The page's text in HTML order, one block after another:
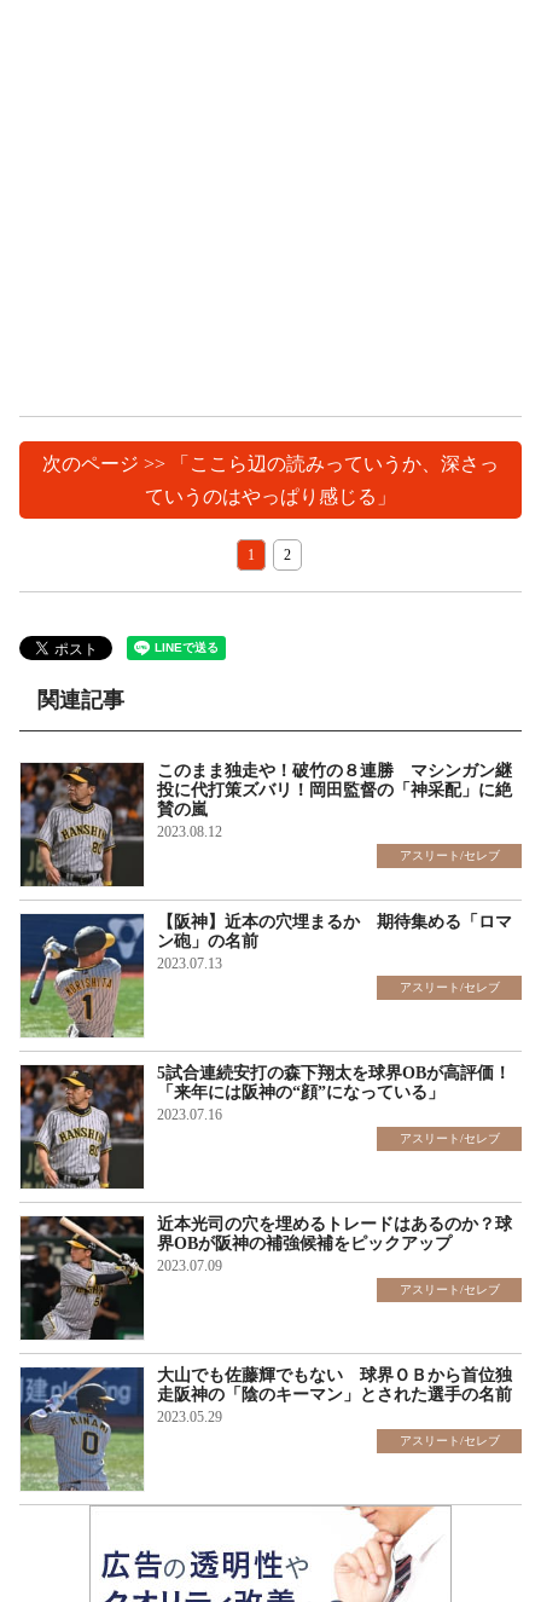
次のページ >> 「ここら辺の読みっていうか、深さっ
ていうのはやっぱり感じる」
1 2
関連記事
このまま独走や！破竹の８連勝 マシンガン継
投に代打策ズバリ！岡田監督の「神采配」に絶
賛の嵐
2023.08.12
アスリート/セレブ
【阪神】近本の穴埋まるか 期待集める「ロマ
ン砲」の名前
2023.07.13
アスリート/セレブ
5試合連続安打の森下翔太を球界OBが高評価！
「来年には阪神の“顔”になっている」
2023.07.16
アスリート/セレブ
近本光司の穴を埋めるトレードはあるのか？球
界OBが阪神の補強候補をピックアップ
2023.07.09
アスリート/セレブ
大山でも佐藤輝でもない 球界ＯＢから首位独
走阪神の「陰のキーマン」とされた選手の名前
2023.05.29
アスリート/セレブ